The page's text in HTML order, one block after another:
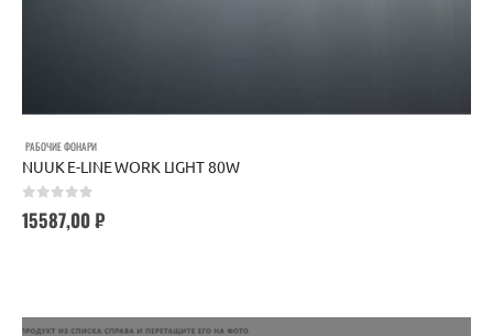
РАБОЧИЕ ФОНАРИ
NUUK E-LINE WORK LIGHT 80W
15587,00₽